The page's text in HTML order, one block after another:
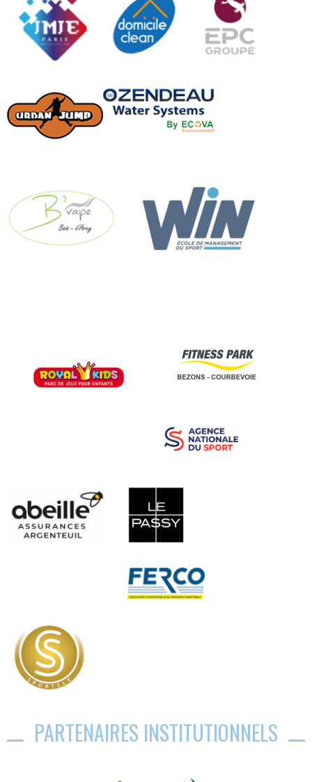
PARTENAIRES INSTITUTIONNELS